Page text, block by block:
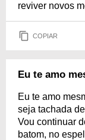
reviver novos
COPIAR
Eu te amo
Eu te amo
seja tachada
Vou continuar
batom, no